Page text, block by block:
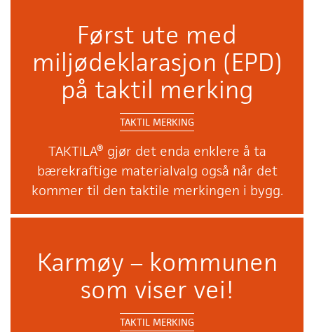
Først ute med
miljødeklarasjon (EPD)
på taktil merking
TAKTIL MERKING
TAKTILA® gjør det enda enklere å ta
bærekraftige materialvalg også når det
kommer til den taktile merkingen i bygg.
Karmøy – kommunen
som viser vei!
TAKTIL MERKING